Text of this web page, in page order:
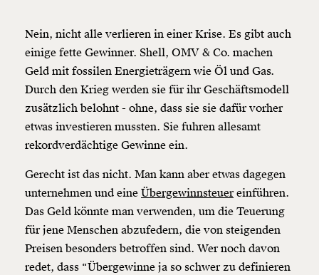
Nein, nicht alle verlieren in einer Krise. Es gibt auch
einige fette Gewinner. Shell, OMV & Co. machen
Geld mit fossilen Energieträgern wie Öl und Gas.
Durch den Krieg werden sie für ihr Geschäftsmodell
zusätzlich belohnt - ohne, dass sie sie dafür vorher
etwas investieren mussten. Sie fuhren allesamt
rekordverdächtige Gewinne ein.
Gerecht ist das nicht. Man kann aber etwas dagegen
unternehmen und eine Übergewinnsteuereinführen.
Das Geld könnte man verwenden, um die Teuerung
für jene Menschen abzufedern, die von steigenden
Preisen besonders betroffen sind. Wer noch davon
redet, dass “Übergewinne ja so schwer zu definieren